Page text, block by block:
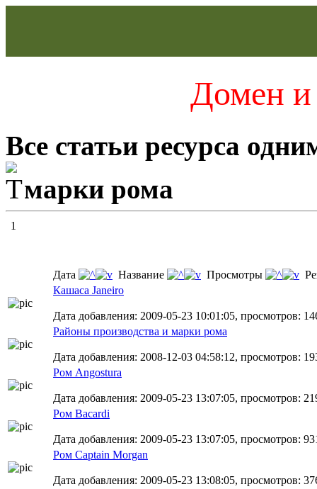
Домен и
Все статьи ресурса
марки рома
1
Дата Название Просмотры
Кашаса Janeiro
Дата добавления: 2009-05-23 10:01:05, просмотров:
Районы производства и марки рома
Дата добавления: 2008-12-03 04:58:12, просмотров:
Ром Angostura
Дата добавления: 2009-05-23 13:07:05, просмотров:
Ром Bacardi
Дата добавления: 2009-05-23 13:07:05, просмотров:
Ром Captain Morgan
Дата добавления: 2009-05-23 13:08:05, просмотров: